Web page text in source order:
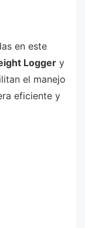
en este
Logger y
el manejo
eficiente y